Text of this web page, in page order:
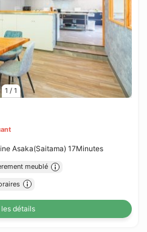
1 / 1
Asaka(Saitama) 17Minutes
meublé
les détails